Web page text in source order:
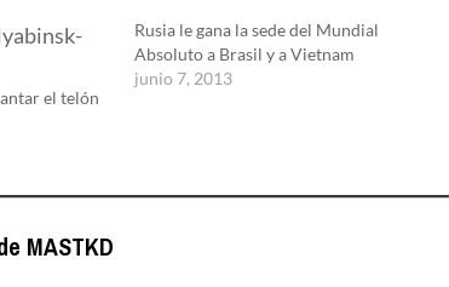
el telón
Rusia le gana la sede del Mundial
Absoluto a Brasil y a Vietnam
junio 7, 2013
MASTKD